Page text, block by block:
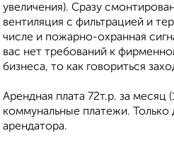
увеличения). Сразу
вентиляция с фильтрацией и
числе и пожарно-охранная
вас нет требований к
бизнеса, то как говориться
Арендная плата 72т.р. за месяц
коммунальные платежи. Только
арендатора.